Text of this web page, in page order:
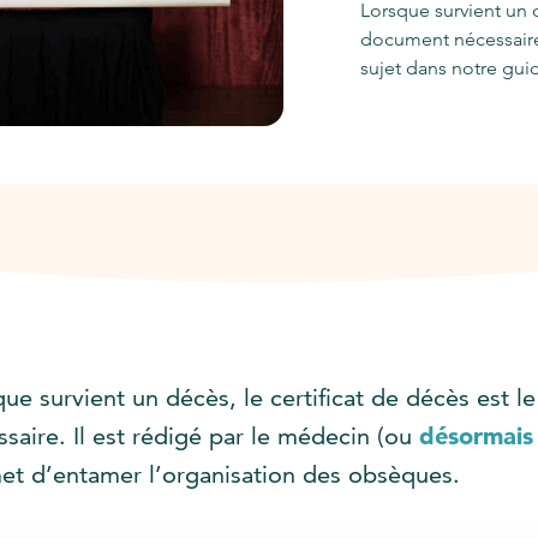
Lorsque survient un
document
sujet dans notre
survient un décès, le certificat de décès est
Il est rédigé par le médecin (ou
d’entamer l’organisation des obsèques.